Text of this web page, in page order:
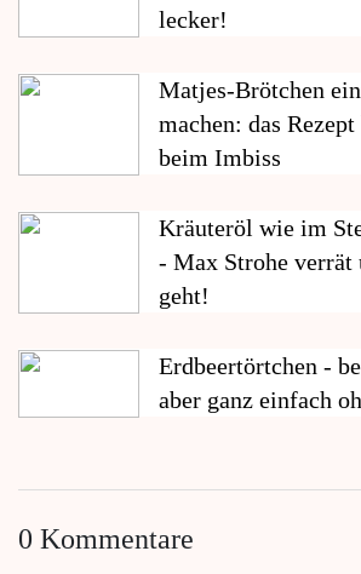
lecker!
Matjes-Brötchen
machen: das Rezept
beim Imbiss
Kräuteröl wie im
- Max Strohe verrät
geht!
Erdbeertörtchen -
aber ganz einfach
0 Kommentare